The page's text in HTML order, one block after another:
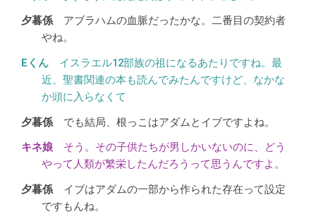
アブラハムの血脈だったかな。二番目の契約者
やね。
イスラエル12部族の祖になるあたりですね。最
近、聖書関連の本も読んでみたんですけど、なかな
か頭に入らなくて
でも結局、根っこはアダムとイブですよね。
そう。その子供たちが男しかいないのに、どう
やって人類が繁栄したんだろうって思うんですよ。
イブはアダムの一部から作られた存在って設定
ですもんね。